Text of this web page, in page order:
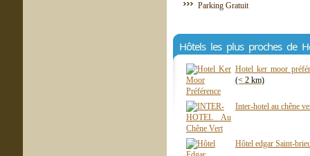
Parking Gratuit
Hôtels les plus proches de
Hotel ker moor
(< 2 km)
Inter-hotel au chêne
Hôtel edgar Saint-